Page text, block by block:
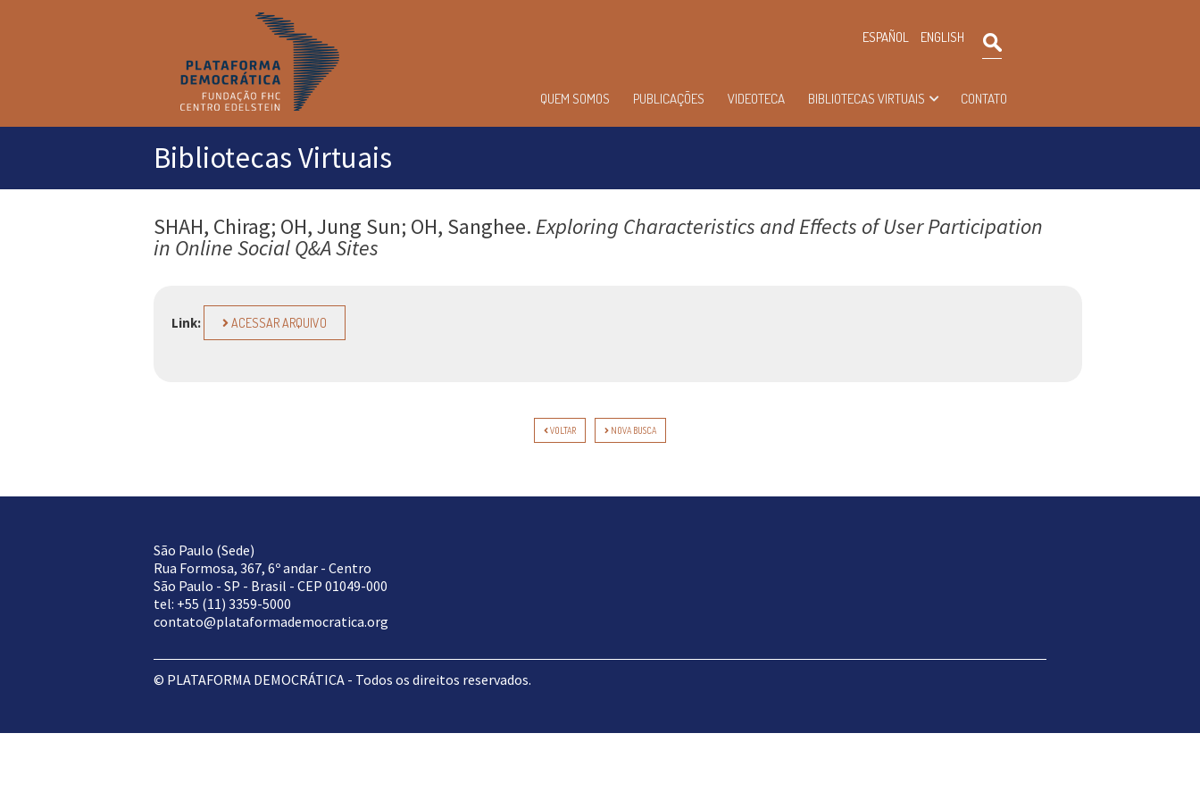
ESPAÑOL ENGLISH
QUEM SOMOS PUBLICAÇÕES VIDEOTECA BIBLIOTECAS VIRTUAIS CONTATO
Bibliotecas Virtuais
SHAH, Chirag; OH, Jung Sun; OH, Sanghee. Exploring Characteristics and Effects of User Participation
in Online Social Q&A Sites
Link: ACESSAR ARQUIVO
VOLTAR NOVA BUSCA
São Paulo (Sede)
Rua Formosa, 367, 6º andar - Centro
São Paulo - SP - Brasil - CEP 01049-000
tel: +55 (11) 3359-5000
contato@plataformademocratica.org
© PLATAFORMA DEMOCRÁTICA - Todos os direitos reservados.